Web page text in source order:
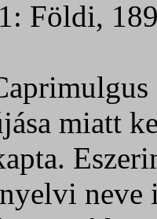
Földi,
miatt